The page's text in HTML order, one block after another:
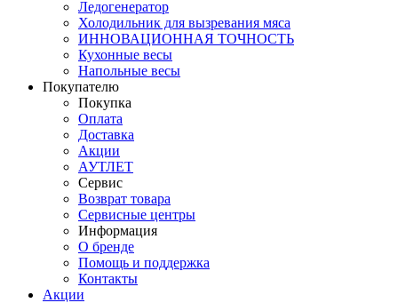
Ледогенератор
Холодильник для вызревания мяса
ИННОВАЦИОННАЯ ТОЧНОСТЬ
Кухонные весы
Напольные весы
Покупателю
Покупка
Оплата
Доставка
Акции
АУТЛЕТ
Сервис
Возврат товара
Сервисные центры
Информация
О бренде
Помощь и поддержка
Контакты
Акции